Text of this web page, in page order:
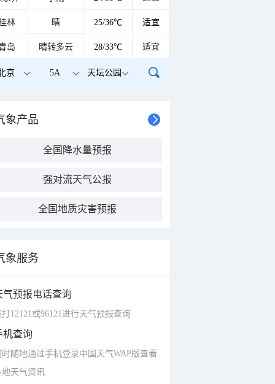
林 晴 25/36℃ 适宜
岛 晴转多云 28/33℃ 适宜
京 5A 天坛公园
象产品
全国降水量预报
强对流天气公报
全国地质灾害预报
象服务
气预报电话查询
打12121或96121进行天气预报查询
机查询
时随地通过手机登录中国天气WAP版查看
地天气资讯